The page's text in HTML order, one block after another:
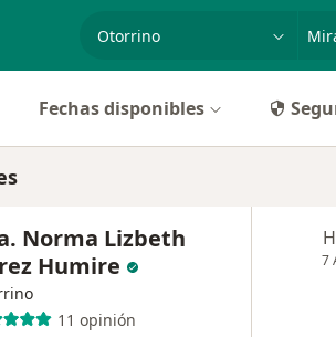
Fechas disponibles
Norma Lizbeth
Humire
11 opinión
7